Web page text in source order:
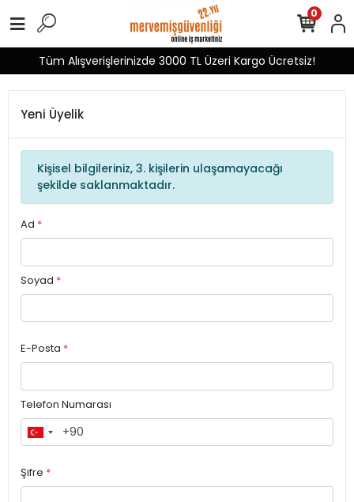
Tüm Alışverişlerinizde 3000 TL Üzeri Kargo Ücretsiz!
0
Yeni Üyelik
Kişisel bilgileriniz, 3. kişilerin ulaşamayacağı
şekilde saklanmaktadır.
Ad *
Soyad *
E-Posta *
Telefon Numarası
Şifre *